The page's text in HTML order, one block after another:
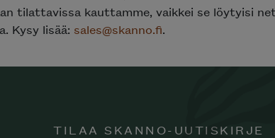
tilattavissa kauttamme, vaikkei se löytyisi
Kysy lisää: sales@skanno.fi.
TILAA SKANNO-UUTISKIRJE